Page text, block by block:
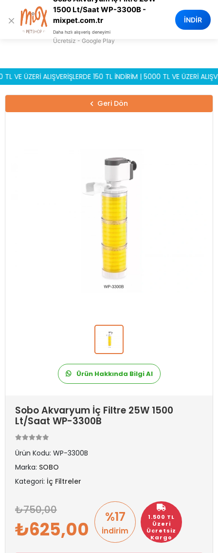
ÜZERİ ALIŞVERİŞLERDE 150 TL İNDİRİM | 5000 TL VE ÜZERİ
0
Geri Dön
Ürün Hakkında Bilgi Al
Sobo Akvaryum İç Filtre 25W 1500
Lt/Saat WP-3300B
Ürün Kodu: WP-3300B
Marka: SOBO
Kategori: İç Filtreler
1.500 TL
Üzeri
Ücretsiz
Kargo
%17
İndirim
750,00
625,00
×
1500 Lt/Saat WP-3300B -
mixpet.com.tr
Daha hızlı alışveriş deneyimi
Ücretsiz - Google Play
İNDİR